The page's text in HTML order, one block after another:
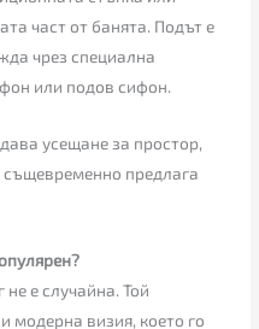
част от банята. Подът е
чрез специална
или подов сифон.
усещане за простор,
предлага
е случайна. Той
модерна визия, което го